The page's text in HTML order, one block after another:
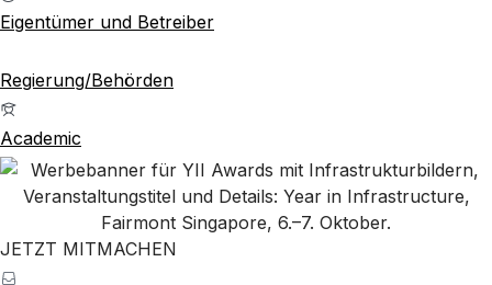
Eigentümer und Betreiber
Regierung/Behörden
Academic
JETZT MITMACHEN